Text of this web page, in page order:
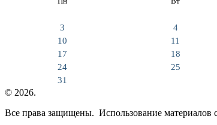
3
4
10
11
17
18
24
25
31
© 2026.
Все права защищены. Использование материалов